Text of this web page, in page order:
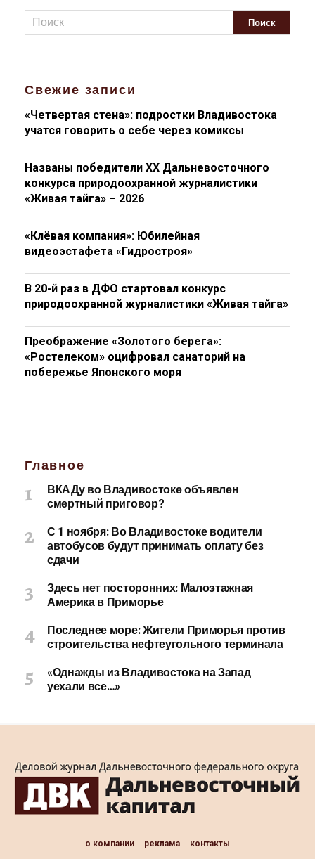
Свежие записи
«Четвертая стена»: подростки Владивостока
учатся говорить о себе через комиксы
Названы победители XX Дальневосточного
конкурса природоохранной журналистики
«Живая тайга» – 2026
«Клёвая компания»: Юбилейная
видеоэстафета «Гидростроя»
В 20-й раз в ДФО стартовал конкурс
природоохранной журналистики «Живая тайга»
Преображение «Золотого берега»:
«Ростелеком» оцифровал санаторий на
побережье Японского моря
Главное
ВКАДу во Владивостоке объявлен
смертный приговор?
С 1 ноября: Во Владивостоке водители
автобусов будут принимать оплату без
сдачи
Здесь нет посторонних: Малоэтажная
Америка в Приморье
Последнее море: Жители Приморья против
строительства нефтеугольного терминала
«Однажды из Владивостока на Запад
уехали все…»
о компании реклама контакты